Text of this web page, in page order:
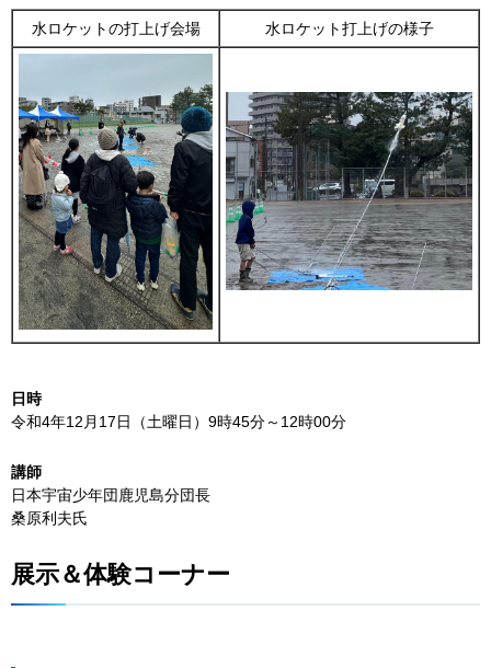
水ロケットの打上げ会場 水ロケット打上げの様子
日時
令和4年12月17日（土曜日）9時45分～12時00分
講師
日本宇宙少年団鹿児島分団長
桑原利夫氏
展示＆体験コーナー